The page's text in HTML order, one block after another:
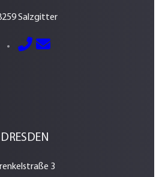
Salzgitter
05341 – 2884600
Mail senden
DRESDEN
3